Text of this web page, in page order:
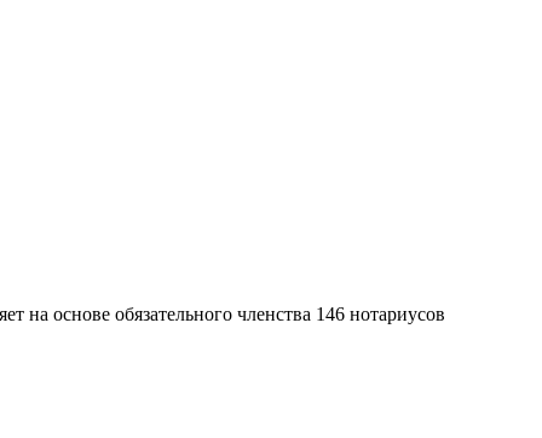
на основе обязательного членства 146 нотариусов